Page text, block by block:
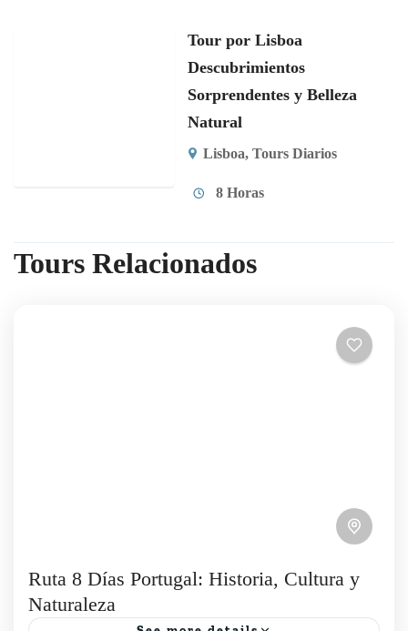
Tour por Lisboa
Descubrimientos
Sorprendentes y Belleza
Natural
Lisboa, Tours Diarios
8 Horas
Tours Relacionados
Ruta 8 Días Portugal: Historia, Cultura y
Naturaleza